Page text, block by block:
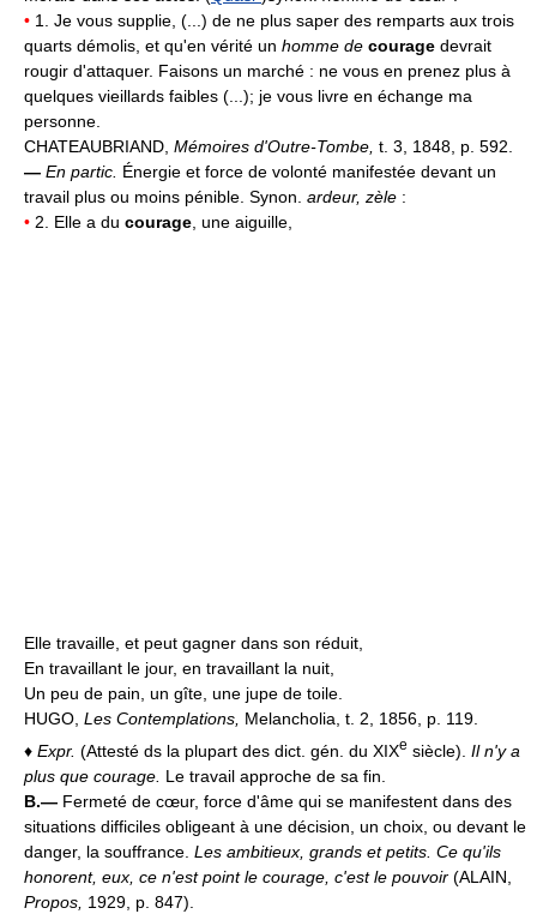
• 1. Je vous supplie, (...) de ne plus saper des remparts aux trois
quarts démolis, et qu'en vérité un homme de courage devrait
rougir d'attaquer. Faisons un marché : ne vous en prenez plus à
quelques vieillards faibles (...); je vous livre en échange ma
personne.
CHATEAUBRIAND, Mémoires d'Outre-Tombe, t. 3, 1848, p. 592.
— En partic. Énergie et force de volonté manifestée devant un
travail plus ou moins pénible. Synon. ardeur, zèle :
• 2. Elle a du courage, une aiguille,
Elle travaille, et peut gagner dans son réduit,
En travaillant le jour, en travaillant la nuit,
Un peu de pain, un gîte, une jupe de toile.
HUGO, Les Contemplations, Melancholia, t. 2, 1856, p. 119.
♦ Expr. (Attesté ds la plupart des dict. gén. du XIXe siècle). Il n'y a
plus que courage. Le travail approche de sa fin.
B.— Fermeté de cœur, force d'âme qui se manifestent dans des
situations difficiles obligeant à une décision, un choix, ou devant le
danger, la souffrance. Les ambitieux, grands et petits. Ce qu'ils
honorent, eux, ce n'est point le courage, c'est le pouvoir (ALAIN,
Propos, 1929, p. 847).